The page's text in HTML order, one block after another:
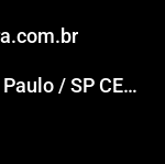
Rua José Anildo da Mata, São Paulo / SP CEP 02224-110